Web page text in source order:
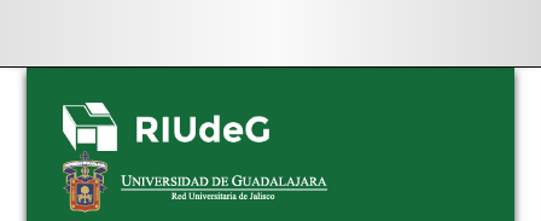
Skip
navigation